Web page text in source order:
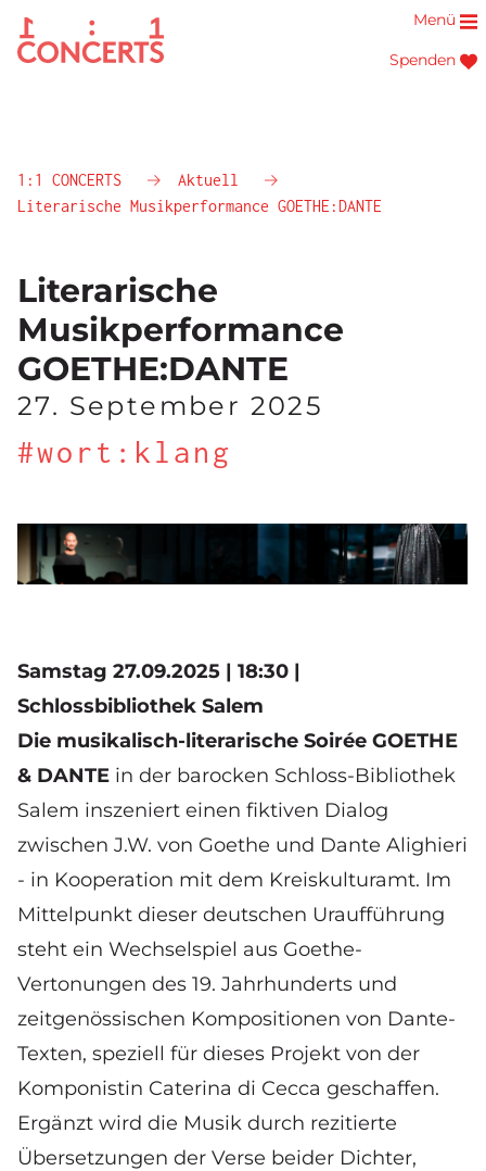
Spenden
Menü
1:1 CONCERTS
Aktuell
Literarische Musikperformance GOETHE:DANTE
Literarische
Musikperformance
GOETHE:DANTE
27. September 2025
#wort:klang
Theresa Kronthaler und Andrea Macaluso.
Samstag 27.09.2025 | 18:30 |
Schlossbibliothek Salem
Die musikalisch-literarische Soirée GOETHE
& DANTE in der barocken Schloss-Bibliothek
Salem inszeniert einen fiktiven Dialog
zwischen J.W. von Goethe und Dante Alighieri
- in Kooperation mit dem Kreiskulturamt. Im
Mittelpunkt dieser deutschen Uraufführung
steht ein Wechselspiel aus Goethe-
Vertonungen des 19. Jahrhunderts und
zeitgenössischen Kompositionen von Dante-
Texten, speziell für dieses Projekt von der
Komponistin Caterina di Cecca geschaffen.
Ergänzt wird die Musik durch rezitierte
Übersetzungen der Verse beider Dichter,